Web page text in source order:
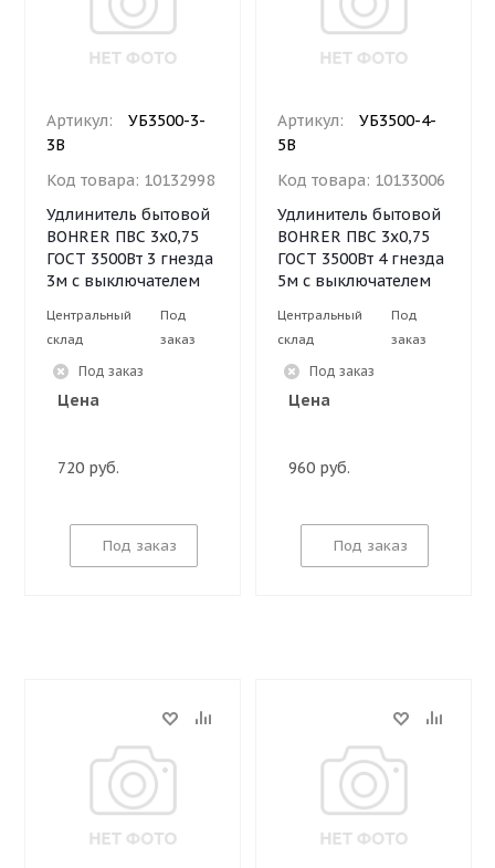
Артикул:
УБ3500-3-
3В
Код товара: 10132998
Удлинитель бытовой
BOHRER ПВС 3х0,75
ГОСТ 3500Вт 3 гнезда
3м с выключателем
Центральный
склад
Под
заказ
Под заказ
Цена
720 руб.
Под заказ
Артикул:
УБ3500-4-
5В
Код товара: 10133006
Удлинитель бытовой
BOHRER ПВС 3х0,75
ГОСТ 3500Вт 4 гнезда
5м с выключателем
Центральный
склад
Под
заказ
Под заказ
Цена
960 руб.
Под заказ